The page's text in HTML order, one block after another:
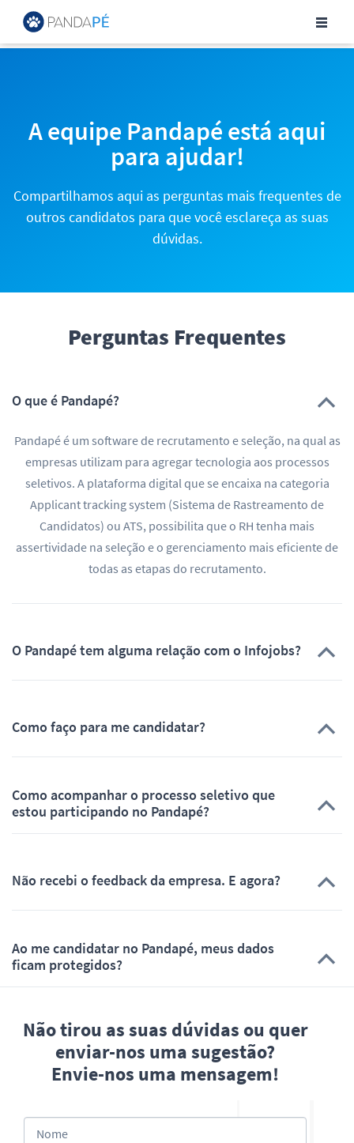
Central de Ajuda para
A equipe Pandapé está aqui
para ajudar!
Compartilhamos aqui as perguntas mais frequentes de
outros candidatos para que você esclareça as suas
dúvidas.
Perguntas Frequentes
O que é Pandapé?
Pandapé é um software de recrutamento e seleção, na qual as
empresas utilizam para agregar tecnologia aos processos
seletivos. A plataforma digital que se encaixa na categoria
Applicant tracking system (Sistema de Rastreamento de
Candidatos) ou ATS, possibilita que o RH tenha mais
assertividade na seleção e o gerenciamento mais eficiente de
todas as etapas do recrutamento.
O Pandapé tem alguma relação com o Infojobs?
Como faço para me candidatar?
Como acompanhar o processo seletivo que
estou participando no Pandapé?
Não recebi o feedback da empresa. E agora?
Ao me candidatar no Pandapé, meus dados
ficam protegidos?
Não tirou as suas dúvidas ou quer
enviar-nos uma sugestão?
Envie-nos uma mensagem!
Nome